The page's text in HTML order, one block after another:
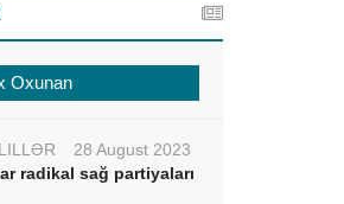
Oxunan
28 August 2023
radikal sağ partiyaları